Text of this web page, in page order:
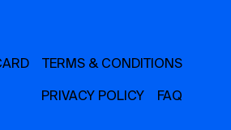
TERMS & CONDITIONS
PRIVACY POLICY FAQ